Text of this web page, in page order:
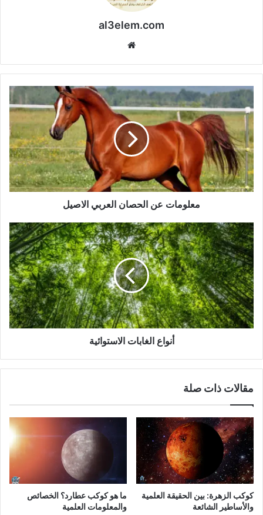
al3elem.com
معلومات
عن
الحصان العربي
الاصيل
معلومات عن الحصان العربي الاصيل
أنواع
الغابات الاستوائية
أنواع الغابات الاستوائية
مقالات ذات صلة
كوكب الزهرة: بين الحقيقة العلمية
والأساطير الشائعة
ما هو كوكب عطارد؟ الخصائص
والمعلومات العلمية